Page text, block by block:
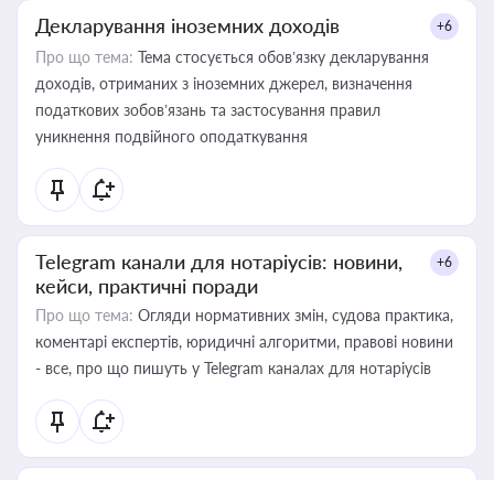
Декларування іноземних доходів +6
Про що тема: Тема стосується обов’язку декларування
доходів, отриманих з іноземних джерел, визначення
податкових зобов’язань та застосування правил
уникнення подвійного оподаткування
Telegram канали для нотаріусів: новини,
кейси, практичні поради
+6
Про що тема: Огляди нормативних змін, судова практика,
коментарі експертів, юридичні алгоритми, правові новини
- все, про що пишуть у Telegram каналах для нотаріусів